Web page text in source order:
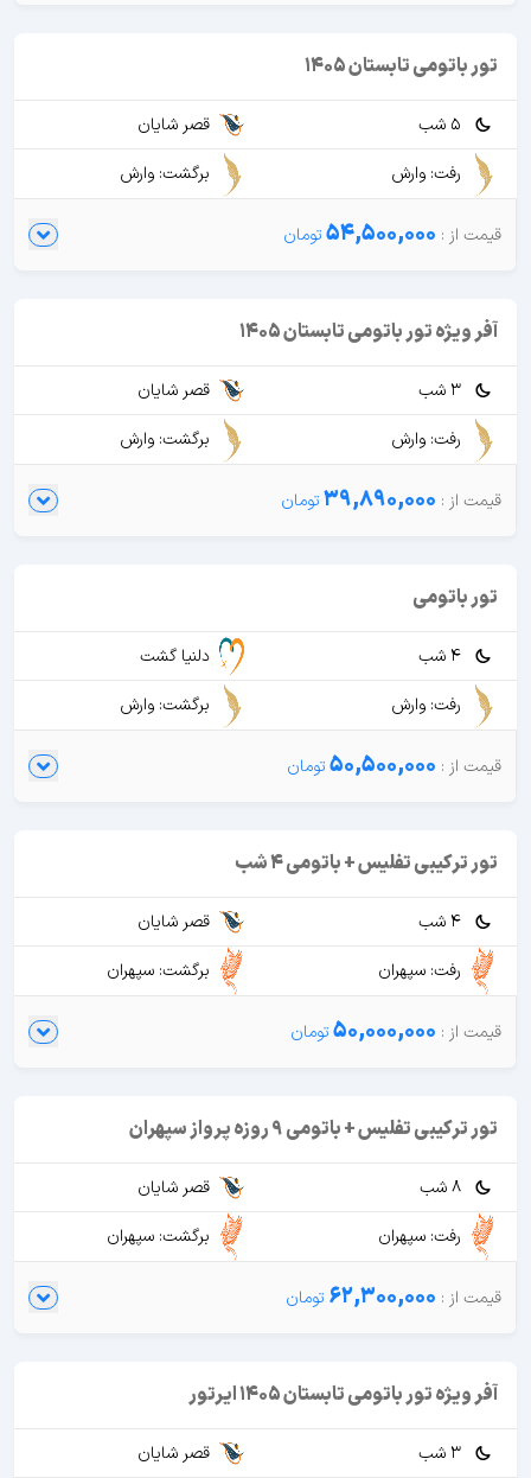
تور باتومی تابستان 1405
5 شب
قصر شایان
رفت: وارش
برگشت: وارش
54,500,000
آفر ویژه تور باتومی تابستان 1405
3 شب
قصر شایان
رفت: وارش
برگشت: وارش
39,890,000
تور باتومی
4 شب
دلنیا گشت
رفت: وارش
برگشت: وارش
50,500,000
تور ترکیبی تفلیس + باتومی 4 شب
4 شب
قصر شایان
رفت: سپهران
برگشت: سپهران
50,000,000
تور ترکیبی تفلیس + باتومی 9 روزه پرواز سپهران
8 شب
قصر شایان
رفت: سپهران
برگشت: سپهران
62,300,000
آفر ویژه تور باتومی تابستان 1405 ایرتور
3 شب
قصر شایان